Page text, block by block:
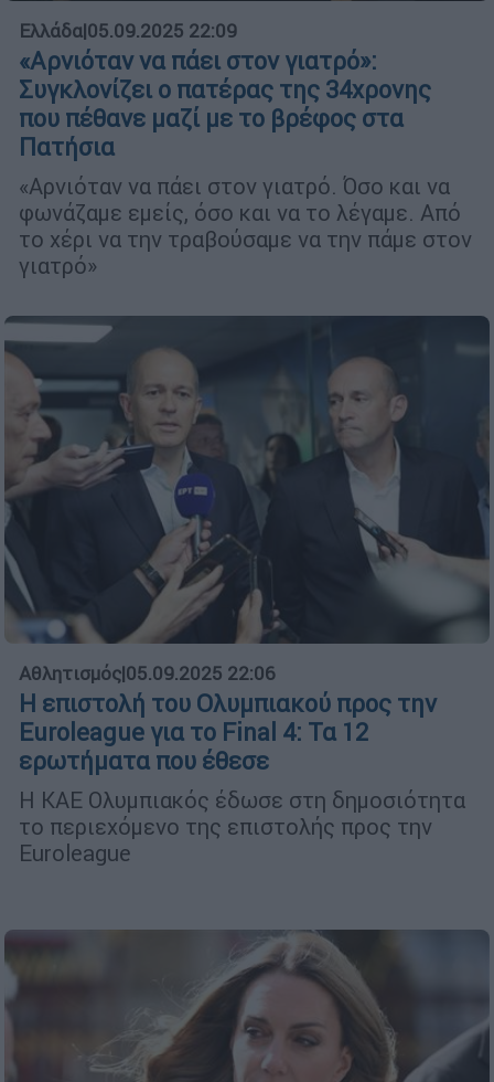
Ελλάδα|05.09.2025 22:09
«Αρνιόταν να πάει στον γιατρό»:
Συγκλονίζει ο πατέρας της 34χρονης
που πέθανε μαζί με το βρέφος στα
Πατήσια
«Αρνιόταν να πάει στον γιατρό. Όσο και να
φωνάζαμε εμείς, όσο και να το λέγαμε. Από
το χέρι να την τραβούσαμε να την πάμε στον
γιατρό»
Αθλητισμός|05.09.2025 22:06
Η επιστολή του Ολυμπιακού προς την
Euroleague για το Final 4: Τα 12
ερωτήματα που έθεσε
Η ΚΑΕ Ολυμπιακός έδωσε στη δημοσιότητα
το περιεχόμενο της επιστολής προς την
Euroleague